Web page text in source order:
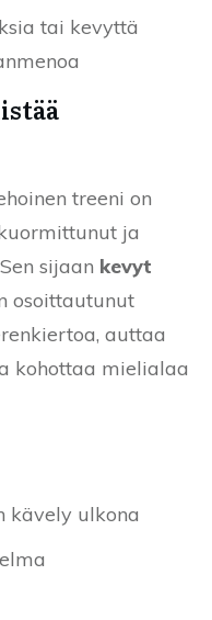
tai kevyttä
treeni on
ja
sijaan kevyt
osoittautunut
auttaa
kohottaa mielialaa
kävely ulkona